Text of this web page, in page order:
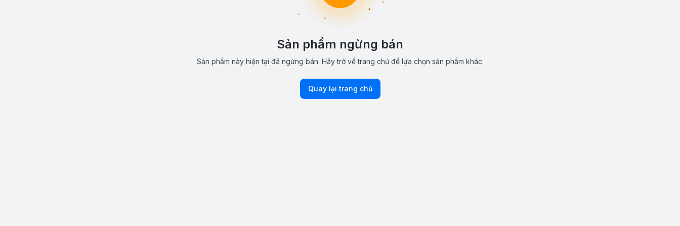
Sản phẩm ngừng bán
Sản phẩm này hiện tại đã ngừng bán. Hãy trở về trang chủ để lựa chọn sản phẩm khác.
Quay lại trang chủ